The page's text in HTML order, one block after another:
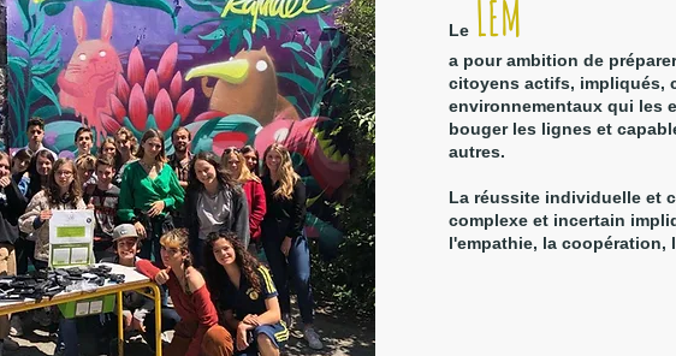
Le LEM
a pour ambition de
citoyens actifs, impliqués,
environnementaux qui les
bouger les lignes et
autres.
La réussite individuelle et
complexe et incertain
l'empathie, la coopération,